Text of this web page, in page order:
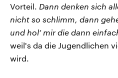
Vorteil. Dann denken sich
nicht so schlimm, dann
und hol’ mir die dann
weil's da die Jugendlichen
wird.